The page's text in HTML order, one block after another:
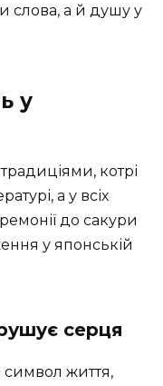
слова, а й душу у
у
котрі
а у всіх
до сакури
у японській
серця
символ життя,